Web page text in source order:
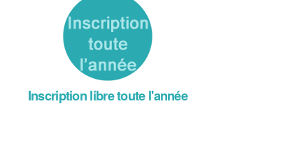
Inscription libre toute l'année